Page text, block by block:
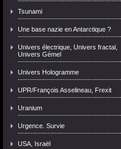
Tsunami
Une base nazie en Antarctique ?
Univers électrique, Univers fractal,
Univers Gémel
Univers Hologramme
UPR/François Asselineau, Frexit
Uranium
Urgence. Survie
USA, Israël